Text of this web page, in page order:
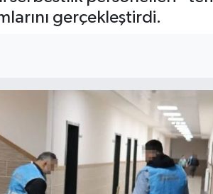
gerçekleştirdi.